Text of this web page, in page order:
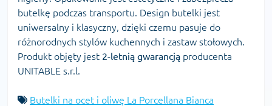
butelkę podczas transportu. Design butelki jest
uniwersalny i klasyczny, dzięki czemu pasuje do
różnorodnych stylów kuchennych i zastaw stołowych.
Produkt objęty jest 2-letnią gwarancją producenta
UNITABLE s.r.l.
Butelki na ocet i oliwę La Porcellana Bianca